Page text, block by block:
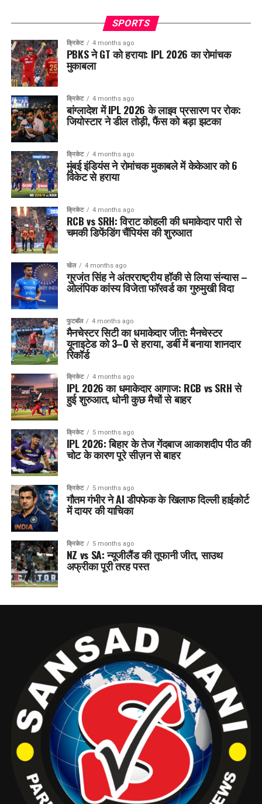
SPORTS
क्रिकेट 4 months ago
PBKS ने GT को हराया: IPL 2026 का रोमांचक
मुकाबला
क्रिकेट 4 months ago
बांग्लादेश में IPL 2026 के लाइव प्रसारण पर रोक:
जियोस्टार ने डील तोड़ी, फैंस को बड़ा झटका
क्रिकेट 4 months ago
मुंबई इंडियंस ने रोमांचक मुकाबले में केकेआर को 6
विकेट से हराया
क्रिकेट 4 months ago
RCB vs SRH: विराट कोहली की धमाकेदार पारी से
चमकी डिफेंडिंग चैंपियंस की शुरुआत
खेल 4 months ago
गुरजंत सिंह ने अंतरराष्ट्रीय हॉकी से लिया संन्यास –
ओलंपिक कांस्य विजेता फॉरवर्ड का गुरुमुखी विदा
फुटबॉल 4 months ago
मैनचेस्टर सिटी का धमाकेदार जीत: मैनचेस्टर
यूनाइटेड को 3–0 से हराया, डर्बी में बनाया शानदार
रिकॉर्ड
क्रिकेट 4 months ago
IPL 2026 का धमाकेदार आगाज: RCB vs SRH से
हुई शुरुआत, धोनी कुछ मैचों से बाहर
क्रिकेट 5 months ago
IPL 2026: बिहार के तेज गेंदबाज आकाशदीप पीठ की
चोट के कारण पूरे सीज़न से बाहर
क्रिकेट 5 months ago
गौतम गंभीर ने AI डीपफेक के खिलाफ दिल्ली हाईकोर्ट
में दायर की याचिका
क्रिकेट 5 months ago
NZ vs SA: न्यूजीलैंड की तूफानी जीत, साउथ
अफ्रीका पूरी तरह पस्त